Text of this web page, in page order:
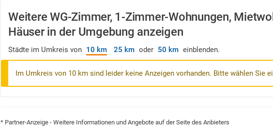
Weitere WG-Zimmer, 1-Zimmer-Wohnungen,
Häuser in der Umgebung anzeigen
Städte im Umkreis von 10 km 25 km oder 50 km einblenden.
Im Umkreis von 10 km sind leider keine Anzeigen vorhanden. Bitte wählen Sie
* Partner-Anzeige - Weitere Informationen und Angebote auf der Seite des Anbieters